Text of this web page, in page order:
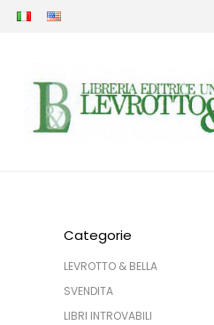
Categorie
LEVROTTO & BELLA
SVENDITA
LIBRI INTROVABILI